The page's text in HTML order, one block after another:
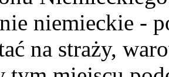
niemieckie -
na straży,